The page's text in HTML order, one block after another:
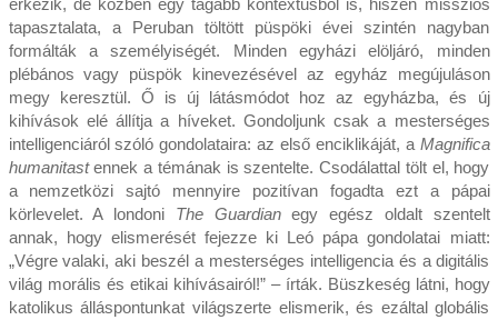
érkezik, de közben egy tágabb kontextusból is, hiszen missziós
tapasztalata, a Peruban töltött püspöki évei szintén nagyban
formálták a személyiségét. Minden egyházi elöljáró, minden
plébános vagy püspök kinevezésével az egyház megújuláson
megy keresztül. Ő is új látásmódot hoz az egyházba, és új
kihívások elé állítja a híveket. Gondoljunk csak a mesterséges
intelligenciáról szóló gondolataira: az első enciklikáját, a Magnifica
humanitastennek a témának is szentelte. Csodálattal tölt el, hogy
a nemzetközi sajtó mennyire pozitívan fogadta ezt a pápai
körlevelet. A londoni The Guardianegy egész oldalt szentelt
annak, hogy elismerését fejezze ki Leó pápa gondolatai miatt:
„Végre valaki, aki beszél a mesterséges intelligencia és a digitális
világ morális és etikai kihívásairól!” – írták. Büszkeség látni, hogy
katolikus álláspontunkat világszerte elismerik, és ezáltal globális